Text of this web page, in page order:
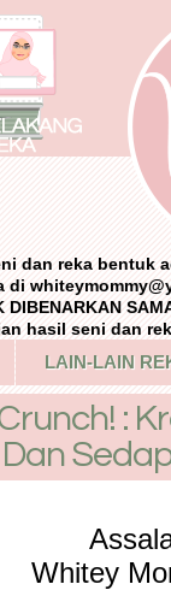
dan reka bentuk
di
DIBENARKAN
hasil seni dan
LAIN-LAIN
:
Whitey